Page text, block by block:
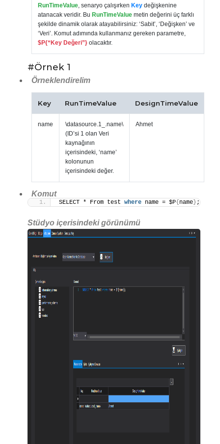
RunTimeValue , senaryo çalışırken Key değişkenine
atanacak veridir. Bu RunTimeValue metin değerini üç farklı
şekilde dinamik olarak atayabilirsiniz: ‘Sabit’, ‘Değişken’ ve
‘Veri’. Komut adımında kullanmanız gereken parametre,
$P{“Key Değeri”} olacaktır.
#Örnek 1
Örneklendirelim
Key RunTimeValue DesignTimeValue
name
\datasource.1_.name\
(ID’si 1 olan Veri
kaynağının
içerisindeki, ‘name’
kolonunun
içerisindeki değer.
Ahmet
Komut
SELECT * From test where name = $P{name} ;
Stüdyo içerisindeki görünümü